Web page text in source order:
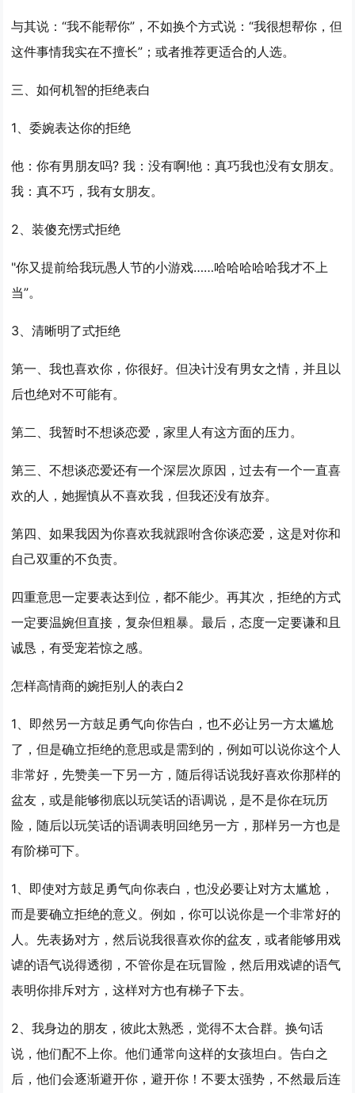
与其说：“我不能帮你”，不如换个方式说：“我很想帮你，但
这件事情我实在不擅长”；或者推荐更适合的人选。
三、如何机智的拒绝表白
1、委婉表达你的拒绝
他：你有男朋友吗? 我：没有啊!他：真巧我也没有女朋友。
我：真不巧，我有女朋友。
2、装傻充愣式拒绝
"你又提前给我玩愚人节的小游戏……哈哈哈哈哈我才不上
当”。
3、清晰明了式拒绝
第一、我也喜欢你，你很好。但决计没有男女之情，并且以
后也绝对不可能有。
第二、我暂时不想谈恋爱，家里人有这方面的压力。
第三、不想谈恋爱还有一个深层次原因，过去有一个一直喜
欢的人，她握慎从不喜欢我，但我还没有放弃。
第四、如果我因为你喜欢我就跟咐含你谈恋爱，这是对你和
自己双重的不负责。
四重意思一定要表达到位，都不能少。再其次，拒绝的方式
一定要温婉但直接，复杂但粗暴。最后，态度一定要谦和且
诚恳，有受宠若惊之感。
怎样高情商的婉拒别人的表白2
1、即然另一方鼓足勇气向你告白，也不必让另一方太尴尬
了，但是确立拒绝的意思或是需到的，例如可以说你这个人
非常好，先赞美一下另一方，随后得话说我好喜欢你那样的
盆友，或是能够彻底以玩笑话的语调说，是不是你在玩历
险，随后以玩笑话的语调表明回绝另一方，那样另一方也是
有阶梯可下。
1、即使对方鼓足勇气向你表白，也没必要让对方太尴尬，
而是要确立拒绝的意义。例如，你可以说你是一个非常好的
人。先表扬对方，然后说我很喜欢你的盆友，或者能够用戏
谑的语气说得透彻，不管你是在玩冒险，然后用戏谑的语气
表明你排斥对方，这样对方也有梯子下去。
2、我身边的朋友，彼此太熟悉，觉得不太合群。换句话
说，他们配不上你。他们通常向这样的女孩坦白。告白之
后，他们会逐渐避开你，避开你！不要太强势，不然最后连